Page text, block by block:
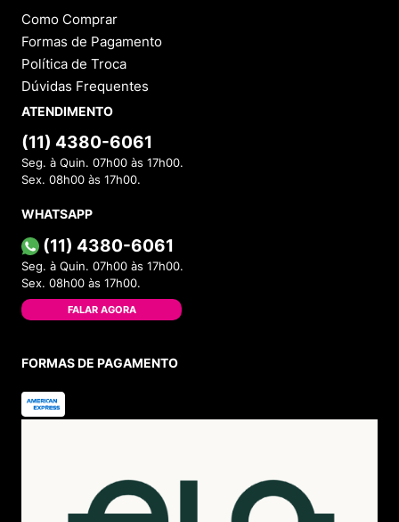
Como Comprar
Formas de Pagamento
Política de Troca
Dúvidas Frequentes
ATENDIMENTO
(11) 4380-6061
Seg. à Quin. 07h00 às 17h00.
Sex. 08h00 às 17h00.
WHATSAPP
(11) 4380-6061
Seg. à Quin. 07h00 às 17h00.
Sex. 08h00 às 17h00.
FALAR AGORA
FORMAS DE PAGAMENTO